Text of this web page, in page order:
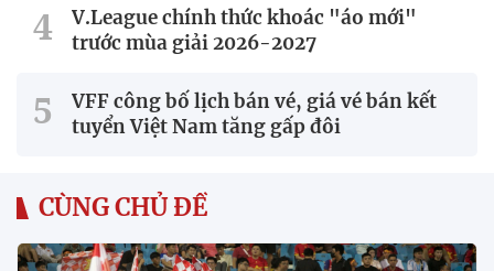
V.League chính thức khoác "áo mới"
trước mùa giải 2026-2027
VFF công bố lịch bán vé, giá vé bán kết
tuyển Việt Nam tăng gấp đôi
CÙNG CHỦ ĐỀ